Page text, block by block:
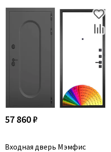
57 860 ₽
Входная дверь Мэмфис